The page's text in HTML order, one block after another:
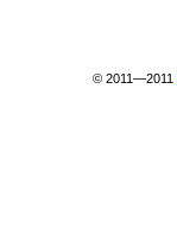
© 2011—2011